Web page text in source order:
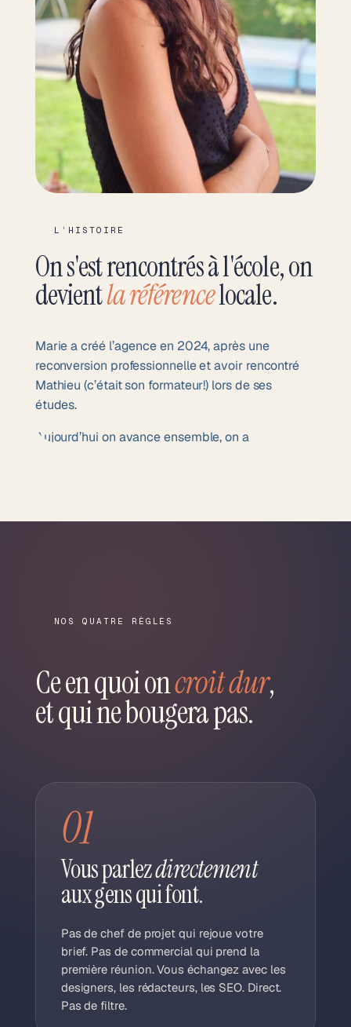
L’HISTOIRE
On s'est rencontrés à l'école, on
devientla référencelocale.
Marie a créé l’agence en 2024, après une
reconversion professionnelle et avoir rencontré
Mathieu (c’était son formateur!) lors de ses
études.
Aujourd’hui on avance ensemble, on a
NOS QUATRE RÈGLES
Ce en quoi oncroit dur,
et qui ne bougera pas.
01
Vous parlezdirectement
aux gens qui font.
Pas de chef de projet qui rejoue votre
brief. Pas de commercial qui prend la
première réunion. Vous échangez avec les
designers, les rédacteurs, les SEO. Direct.
Pas de filtre.